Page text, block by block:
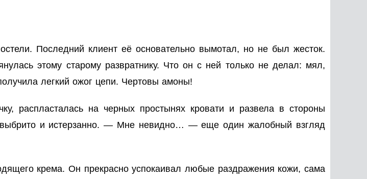
Последний клиент её основательно вымотал, но не был жесток.
этому старому развратнику. Что он с ней только не делал: мял,
легкий ожог цепи. Чертовы амоны!
распласталась на черных простынях кровати и развела в стороны
и истерзанно. — Мне невидно… — еще один жалобный взгляд
крема. Он прекрасно успокаивал любые раздражения кожи, сама